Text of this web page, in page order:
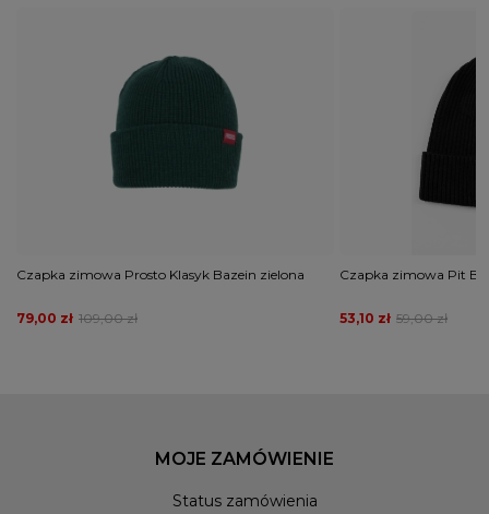
Czapka zimowa Prosto Klasyk Bazein zielona
109,00 zł
79,00 zł
Czapka zimowa Pit
59,00 zł
53,10 zł
MOJE ZAMÓWIENIE
Status zamówienia